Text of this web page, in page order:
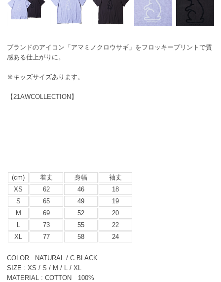
ブランドのアイコン「アマミノクロウサギ」をフロッキープリントで質
感ある仕上がりに。
※キッズサイズあります。
【21AWCOLLECTION】
(cm) 着丈 身幅
袖丈
XS
62 46
18
S
65 49
19
M
69 52
20
L
73 55
22
XL
77 58 24
COLOR : NATURAL / C.BLACK
SIZE : XS / S / M / L / XL
MATERIAL : COTTON 100%